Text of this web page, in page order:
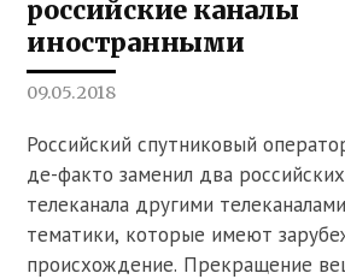
российские каналы
иностранными
09.05.2018
Российский спутниковый
де-факто заменил два
телеканала другими
тематики, которые имеют
происхождение. Прекращение